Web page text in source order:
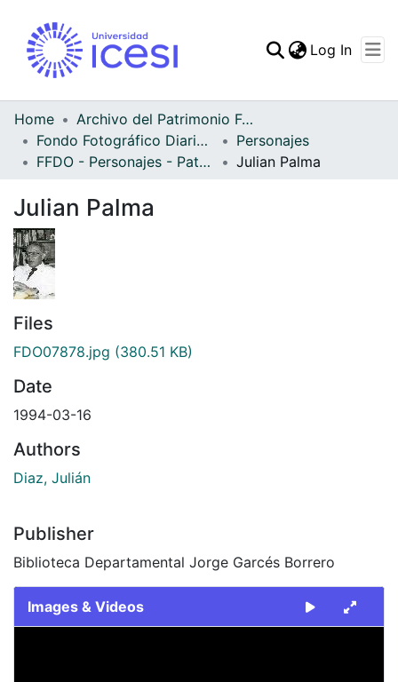
Statistics
Log In
Home
Archivo del Patrimonio Fotográfico y Fílmico del Valle del Cauca
Fondo Fotográfico Diario Occidente
Personajes
FFDO - Personajes - Patrimonial
Julian Palma
Julian Palma
Files
FDO07878.jpg (380.51 KB)
Date
1994-03-16
Authors
Diaz, Julián
Publisher
Biblioteca Departamental Jorge Garcés Borrero
Images & Videos